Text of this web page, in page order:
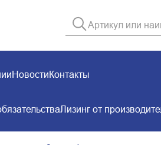
НовостиКонтакты
Лизинг от